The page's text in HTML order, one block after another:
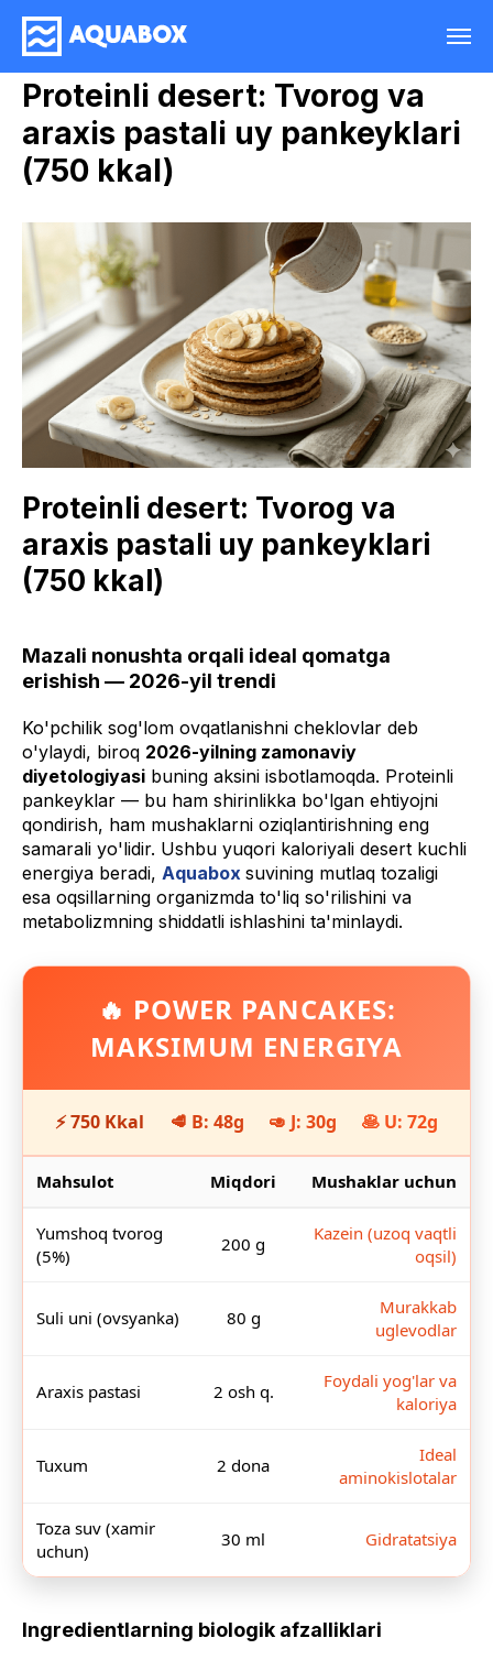
Proteinli desert: Tvorog va
araxis pastali uy pankeyklari
(750 kkal)
Proteinli desert: Tvorog va
araxis pastali uy pankeyklari
(750 kkal)
Mazali nonushta orqali ideal qomatga
erishish — 2026-yil trendi
Ko'pchilik sog'lom ovqatlanishni cheklovlar deb
o'ylaydi, biroq 2026-yilning zamonaviy
diyetologiyasi buning aksini isbotlamoqda. Proteinli
pankeyklar — bu ham shirinlikka bo'lgan ehtiyojni
qondirish, ham mushaklarni oziqlantirishning eng
samarali yo'lidir. Ushbu yuqori kaloriyali desert kuchli
energiya beradi, Aquabox suvining mutlaq tozaligi
esa oqsillarning organizmda to'liq so'rilishini va
metabolizmning shiddatli ishlashini ta'minlaydi.
🔥 POWER PANCAKES:
MAKSIMUM ENERGIYA
⚡ 750 Kkal 🥩 B: 48g 🥑 J: 30g 🥞 U: 72g
Mahsulot Miqdori Mushaklar uchun
Yumshoq tvorog
(5%)
200 g
Kazein (uzoq vaqtli
oqsil)
Suli uni (ovsyanka) 80 g
Murakkab
uglevodlar
Araxis pastasi 2 osh q.
Foydali yog'lar va
kaloriya
Tuxum 2 dona
Ideal
aminokislotalar
Toza suv (xamir
uchun)
30 ml Gidratatsiya
Ingredientlarning biologik afzalliklari